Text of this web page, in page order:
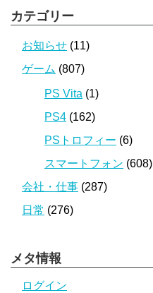
カテゴリー
お知らせ (11)
ゲーム (807)
PS Vita (1)
PS4 (162)
PSトロフィー (6)
スマートフォン (608)
会社・仕事 (287)
日常 (276)
メタ情報
ログイン